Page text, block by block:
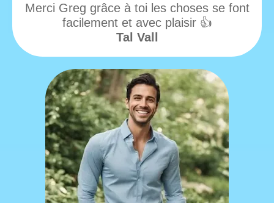
Merci Greg grâce à toi les choses se font
facilement et avec plaisir 👍
Tal Vall